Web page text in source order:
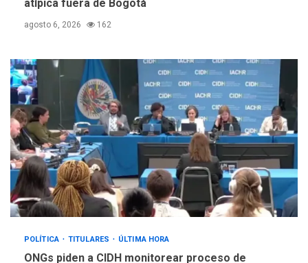
atípica fuera de Bogotá
agosto 6, 2026 162
POLÍTICA TITULARES ÚLTIMA HORA
ONGs piden a CIDH monitorear proceso de